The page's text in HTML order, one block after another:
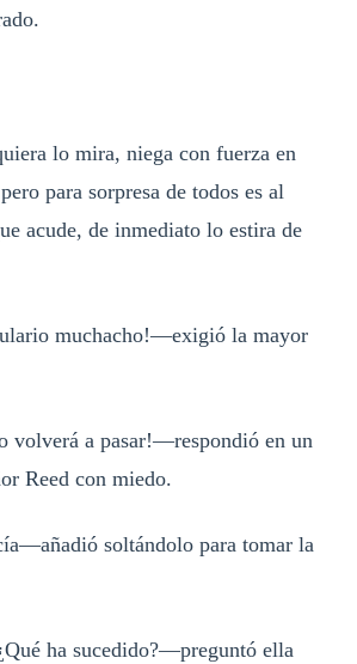
lo mira, niega con fuerza en
para sorpresa de todos es al
acude, de inmediato lo estira de
muchacho!—exigió la mayor
volverá a pasar!—respondió en un
Reed con miedo.
soltándolo para tomar la
ha sucedido?—preguntó ella